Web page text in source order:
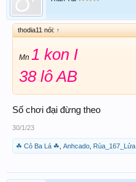
thodia11 nói: ↑
Mn 1 kon I
38 lô AB
Số chơi đại đừng theo
30/1/23
☘ Cỏ Ba Lá ☘ Anhcado Rùa_167_Lửa